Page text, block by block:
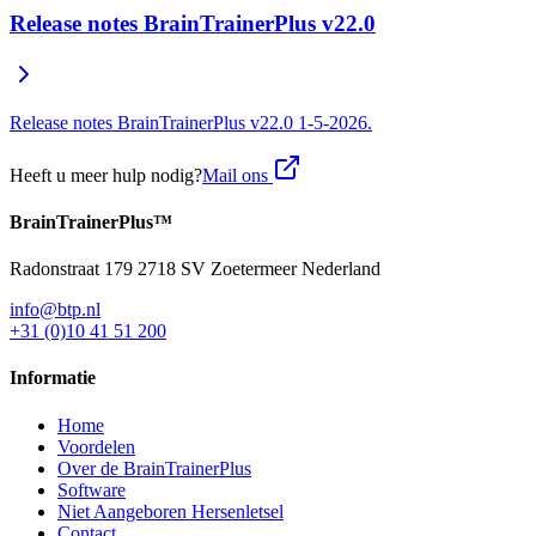
Release notes BrainTrainerPlus v22.0
Release notes BrainTrainerPlus v22.0 1-5-2026.
Heeft u meer hulp nodig?Mail ons
BrainTrainerPlus™
Radonstraat 179 2718 SV Zoetermeer Nederland
info@btp.nl
+31 (0)10 41 51 200
Informatie
Home
Voordelen
Over de BrainTrainerPlus
Software
Niet Aangeboren Hersenletsel